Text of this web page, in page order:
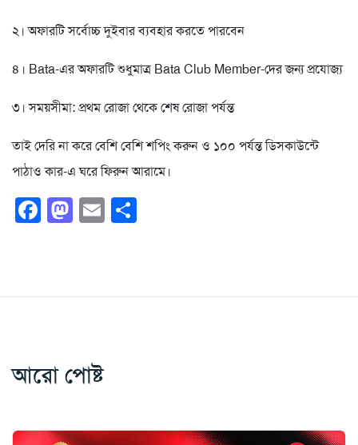
২। অফারটি সর্বোচ্চ দুইবার ব্যবহার করতে পারবেন
৪। Bata-এর অফারটি শুধুমাত্র Bata Club Member-দের জন্য প্রযোজ্য
৩। সময়সীমা: প্রথম রোজা থেকে শেষ রোজা পর্যন্ত
তাই দেরি না করে বেশি বেশি শপিং করুন ও ১০০ পর্যন্ত ডিসকাউন্টে
পাঠাও কার-এ ঘরে ফিরুন আরামে।
Facebook
Mastodon
Email
আরো পোষ্ট